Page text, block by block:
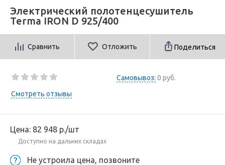
Электрический полотенцесушитель
Terma IRON D 925/400
Сравнить Отложить Поделиться
Самовывоз: 0 руб.
Смотреть отзывы
Цена: 82 948 р./шт
Доступно на дальних складах
Не устроила цена, позвоните